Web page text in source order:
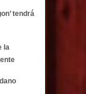
tendrá
la